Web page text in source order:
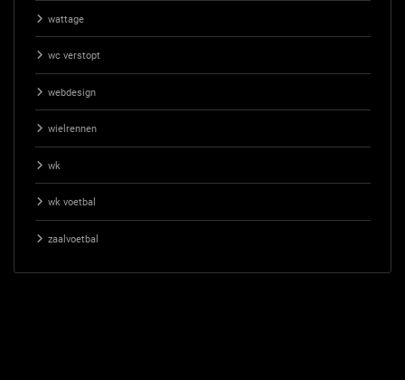
wattage
wc verstopt
webdesign
wielrennen
wk
wk voetbal
zaalvoetbal